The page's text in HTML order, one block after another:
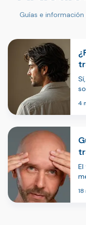
Guías e
4
El
18